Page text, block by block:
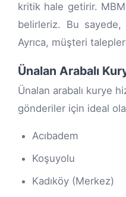
kritik hale getirir.
belirleriz. Bu sayede,
Ayrıca, müşteri
Ünalan Arabalı
Ünalan arabalı kurye
gönderiler için ideal
Acıbadem
Koşuyolu
Kadıköy (Merkez)